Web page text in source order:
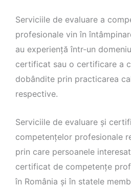
Serviciile de evaluare a
profesionale vin în
au experienţă într-un
certificat sau o certificare a
dobândite prin practicarea
respective.
Serviciile de evaluare şi
competenţelor profesionale
prin care persoanele
certificat de competenţe
în România şi în statele